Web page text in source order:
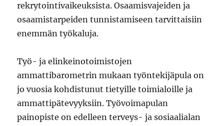
rekrytointivaikeuksista. Osaamisvajeiden ja
osaamistarpeiden tunnistamiseen tarvittaisiin
enemmän työkaluja.
Työ- ja elinkeinotoimistojen
ammattibarometrin mukaan työntekijäpula on
jo vuosia kohdistunut tietyille toimialoille ja
ammattipätevyyksiin. Työvoimapulan
painopiste on edelleen terveys- ja sosiaalialan